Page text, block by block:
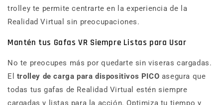
trolley te permite centrarte en la experiencia de la
Realidad Virtual sin preocupaciones.
Mantén tus Gafas VR Siempre Listas para Usar
No te preocupes más por quedarte sin viseras cargadas.
El trolley de carga para dispositivos PICO asegura que
todas tus gafas de Realidad Virtual estén siempre
cargadas y listas para la acción. Optimiza tu tiempo y